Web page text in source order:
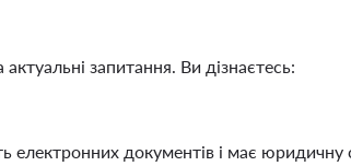
запитання. Ви дізнаєтесь:
електронних документів і має юридичну